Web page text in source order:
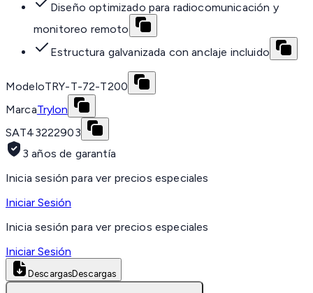
Diseño optimizado para radiocomunicación y
monitoreo remoto
Estructura galvanizada con anclaje incluido
ModeloTRY-T-72-T200
MarcaTrylon
SAT43222903
3 años de garantía
Inicia sesión para ver precios especiales
Iniciar Sesión
Inicia sesión para ver precios especiales
Iniciar Sesión
DescargasDescargas